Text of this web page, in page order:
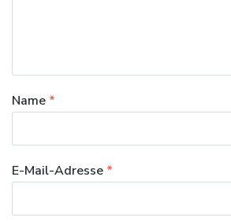
Name *
E-Mail-Adresse *